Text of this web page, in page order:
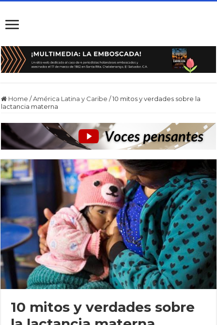
Home /América Latina y Caribe /10 mitos y verdades sobre la
lactancia materna
10 mitos y verdades sobre